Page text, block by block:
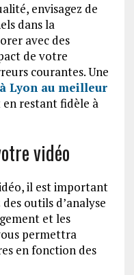
envisagez de
dans la
avec des
de votre
courantes. Une
Lyon au meilleur
restant fidèle à
vidéo
il est important
outils d’analyse
et les
permettra
en fonction des